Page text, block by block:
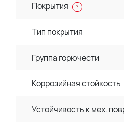
Покрытия ?
Тип покрытия
Группа горючести
Коррозийная стойкость
Устойчивость к мех.